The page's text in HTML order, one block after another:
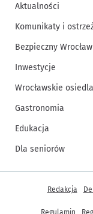
Aktualności
Komunikaty i
Bezpieczny Wrocław
Inwestycje
Wrocławskie osiedla
Gastronomia
Edukacja
Dla seniorów
Inne
Redakcja
Regulamin